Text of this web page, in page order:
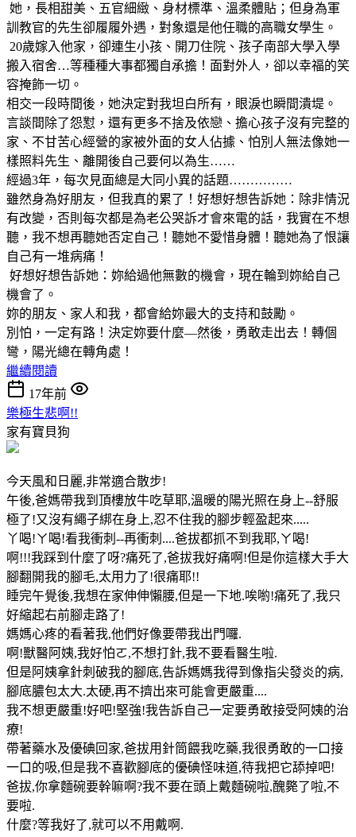
她，長相甜美、五官細緻、身材標準、溫柔體貼；但身為軍
訓教官的先生卻履履外遇，對象還是他任職的高職女學生。
20歲嫁入他家，卻連生小孩、開刀住院、孩子南部大學入學
搬入宿舍…等種種大事都獨自承擔！面對外人，卻以幸福的笑
容掩飾一切。
相交一段時間後，她決定對我坦白所有，眼淚也瞬間潰堤。
言談間除了怨懟，還有更多不捨及依戀、擔心孩子沒有完整的
家、不甘苦心經營的家被外面的女人佔據、怕別人無法像她一
樣照料先生、離開後自己要何以為生……
經過3年，每次見面總是大同小異的話題……………
雖然身為好朋友，但我真的累了！好想好想告訴她：除非情況
有改變，否則每次都是為老公哭訴才會來電的話，我實在不想
聽，我不想再聽她否定自己！聽她不愛惜身體！聽她為了恨讓
自己有一堆病痛！
好想好想告訴她：妳給過他無數的機會，現在輪到妳給自己
機會了。
妳的朋友、家人和我，都會給妳最大的支持和鼓勵。
別怕，一定有路！決定妳要什麼—然後，勇敢走出去！轉個
彎，陽光總在轉角處！
繼續閱讀
17年前
樂極生悲啊!!
家有寶貝狗
今天風和日麗,非常適合散步!
午後,爸媽帶我到頂樓放牛吃草耶,溫暖的陽光照在身上--舒服
極了!又沒有繩子綁在身上,忍不住我的腳步輕盈起來.....
丫喝!ㄚ喝!看我衝刺--再衝刺....爸拔都抓不到我耶,ㄚ喝!
啊!!!我踩到什麼了呀?痛死了,爸拔我好痛啊!但是你這樣大手大
腳翻開我的腳毛,太用力了!很痛耶!!
睡完午覺後,我想在家伸伸懶腰,但是一下地.唉喲!痛死了,我只
好縮起右前腳走路了!
媽媽心疼的看著我,他們好像要帶我出門囉.
啊!獸醫阿姨,我好怕ㄛ,不想打針,我不要看醫生啦.
但是阿姨拿針刺破我的腳底,告訴媽媽我得到像指尖發炎的病,
腳底膿包太大.太硬,再不擠出來可能會更嚴重....
我不想更嚴重!好吧!堅強!我告訴自己一定要勇敢接受阿姨的治
療!
帶著藥水及優碘回家,爸拔用針筒餵我吃藥,我很勇敢的一口接
一口的吸,但是我不喜歡腳底的優碘怪味道,待我把它舔掉吧!
爸拔,你拿麵碗要幹嘛啊?我不要在頭上戴麵碗啦,醜斃了啦,不
要啦.
什麼?等我好了,就可以不用戴啊.